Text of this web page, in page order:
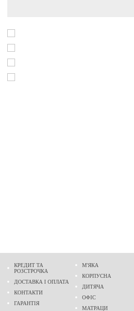
КРЕДИТ ТА
РОЗСТРОЧКА
ДОСТАВКА І ОПЛАТА
КОНТАКТИ
ГАРАНТІЯ
М'ЯКА
КОРПУСНА
ДИТЯЧА
ОФІС
МАТРАЦИ